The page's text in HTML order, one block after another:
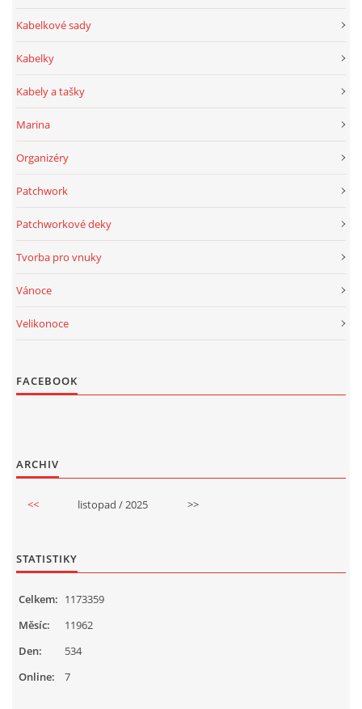
Kabelkové sady
Kabelky
Kabely a tašky
Marina
Organizéry
Patchwork
Patchworkové deky
Tvorba pro vnuky
Vánoce
Velikonoce
FACEBOOK
ARCHIV
<< listopad / 2025 >>
STATISTIKY
Online: 7
Celkem: 1173359
Měsíc:
11962
Den:
534